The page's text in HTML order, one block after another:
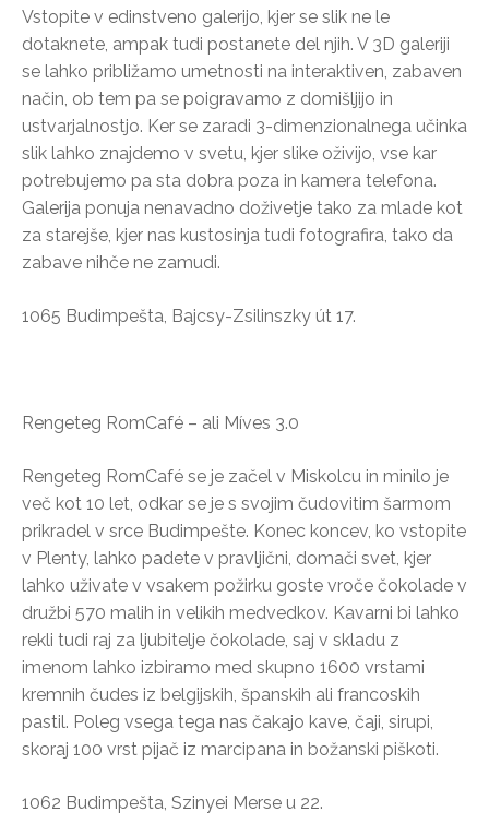
Vstopite v edinstveno galerijo, kjer se slik ne le
dotaknete, ampak tudi postanete del njih. V 3D galeriji
se lahko približamo umetnosti na interaktiven, zabaven
način, ob tem pa se poigravamo z domišljijo in
ustvarjalnostjo. Ker se zaradi 3-dimenzionalnega učinka
slik lahko znajdemo v svetu, kjer slike oživijo, vse kar
potrebujemo pa sta dobra poza in kamera telefona.
Galerija ponuja nenavadno doživetje tako za mlade kot
za starejše, kjer nas kustosinja tudi fotografira, tako da
zabave nihče ne zamudi.
1065 Budimpešta, Bajcsy-Zsilinszky út 17.
Rengeteg RomCafé – ali Míves 3.0
Rengeteg RomCafé se je začel v Miskolcu in minilo je
več kot 10 let, odkar se je s svojim čudovitim šarmom
prikradel v srce Budimpešte. Konec koncev, ko vstopite
v Plenty, lahko padete v pravljični, domači svet, kjer
lahko uživate v vsakem požirku goste vroče čokolade v
družbi 570 malih in velikih medvedkov. Kavarni bi lahko
rekli tudi raj za ljubitelje čokolade, saj v skladu z
imenom lahko izbiramo med skupno 1600 vrstami
kremnih čudes iz belgijskih, španskih ali francoskih
pastil. Poleg vsega tega nas čakajo kave, čaji, sirupi,
skoraj 100 vrst pijač iz marcipana in božanski piškoti.
1062 Budimpešta, Szinyei Merse u 22.